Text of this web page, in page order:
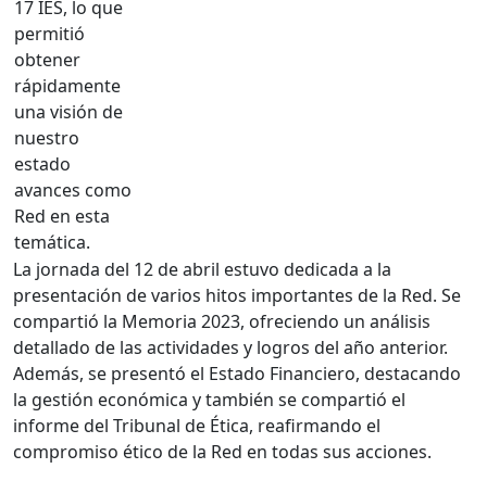
17 IES, lo que
permitió
obtener
rápidamente
una visión de
nuestro
estado
avances como
Red en esta
temática.
La jornada del 12 de abril estuvo dedicada a la
presentación de varios hitos importantes de la Red. Se
compartió la Memoria 2023, ofreciendo un análisis
detallado de las actividades y logros del año anterior.
Además, se presentó el Estado Financiero, destacando
la gestión económica y también se compartió el
informe del Tribunal de Ética, reafirmando el
compromiso ético de la Red en todas sus acciones.